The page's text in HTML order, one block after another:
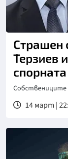
Страшен
Терзиев
Собствениците
14 март |